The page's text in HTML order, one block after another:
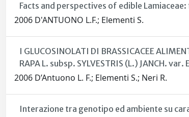
Facts and perspectives of edible
2006 D'ANTUONO L.F.; Elementi S.
I GLUCOSINOLATI DI BRASSICACEE
RAPA L. subsp. SYLVESTRIS (L.) JANCH. var.
2006 D’Antuono L. F.; Elementi S.; Neri R.
Interazione tra genotipo ed ambiente su